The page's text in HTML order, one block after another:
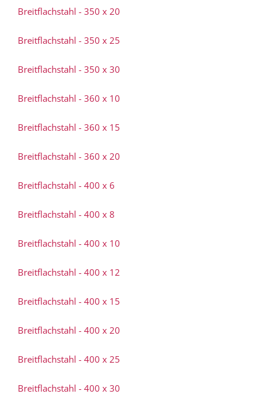
Breitflachstahl - 350 x 20
Breitflachstahl - 350 x 25
Breitflachstahl - 350 x 30
Breitflachstahl - 360 x 10
Breitflachstahl - 360 x 15
Breitflachstahl - 360 x 20
Breitflachstahl - 400 x 6
Breitflachstahl - 400 x 8
Breitflachstahl - 400 x 10
Breitflachstahl - 400 x 12
Breitflachstahl - 400 x 15
Breitflachstahl - 400 x 20
Breitflachstahl - 400 x 25
Breitflachstahl - 400 x 30